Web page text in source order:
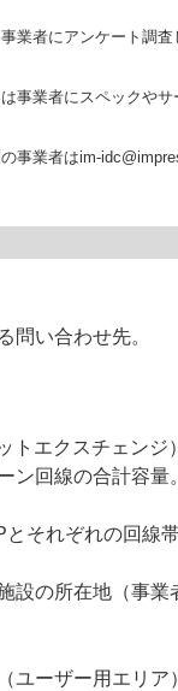
業者にアンケート調査
事業者にスペックやサ
事業者はim-
い合わせ先。
トエクスチェンジ
ン回線の合計容量。
それぞれの回線帯
設の所在地（事業
ユーザー用エリア